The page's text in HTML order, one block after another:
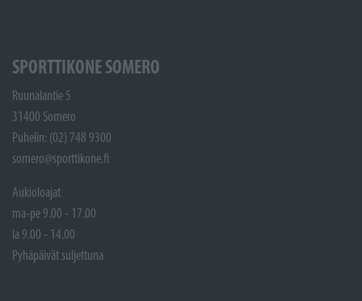
SPORTTIKONE SOMERO
Ruunalantie 5
31400 Somero
Puhelin: (02) 748 9300
somero@sporttikone.fi
Aukioloajat
ma-pe 9.00 - 17.00
la 9.00 - 14.00
Pyhäpäivät suljettuna